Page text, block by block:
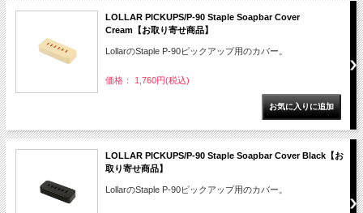
LOLLAR PICKUPS/P-90 Staple Soapbar Cover
Cream【お取り寄せ商品】
LollarのStaple P-90ピックアップ用のカバー。
価格： 1,760円(税込)
LOLLAR PICKUPS/P-90 Staple Soapbar Cover Black【お
取り寄せ商品】
LollarのStaple P-90ピックアップ用のカバー。